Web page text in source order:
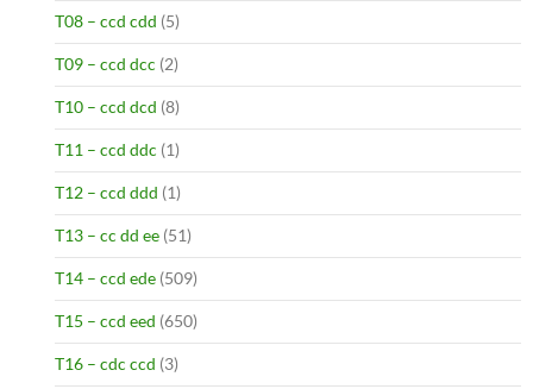
T08 – ccd cdd (5)
T09 – ccd dcc (2)
T10 – ccd dcd (8)
T11 – ccd ddc (1)
T12 – ccd ddd (1)
T13 – cc dd ee (51)
T14 – ccd ede (509)
T15 – ccd eed (650)
T16 – cdc ccd (3)